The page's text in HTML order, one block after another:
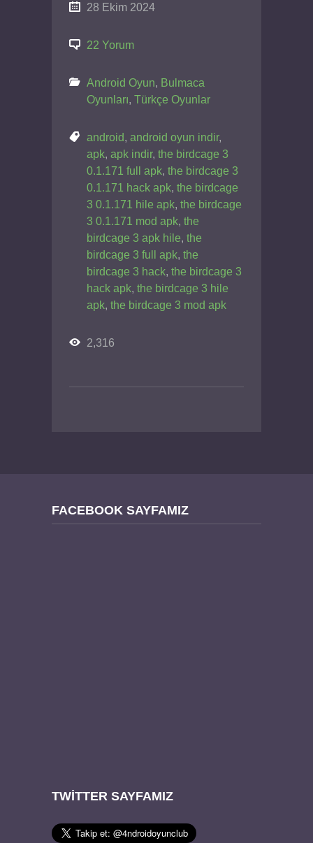
28 Ekim 2024
22 Yorum
Android Oyun, Bulmaca
Oyunları, Türkçe Oyunlar
android, android oyun indir,
apk, apk indir, the birdcage 3
0.1.171 full apk, the birdcage 3
0.1.171 hack apk, the birdcage
3 0.1.171 hile apk, the birdcage
3 0.1.171 mod apk, the
birdcage 3 apk hile, the
birdcage 3 full apk, the
birdcage 3 hack, the birdcage 3
hack apk, the birdcage 3 hile
apk, the birdcage 3 mod apk
2,316
FACEBOOK SAYFAMIZ
TWITTER SAYFAMIZ